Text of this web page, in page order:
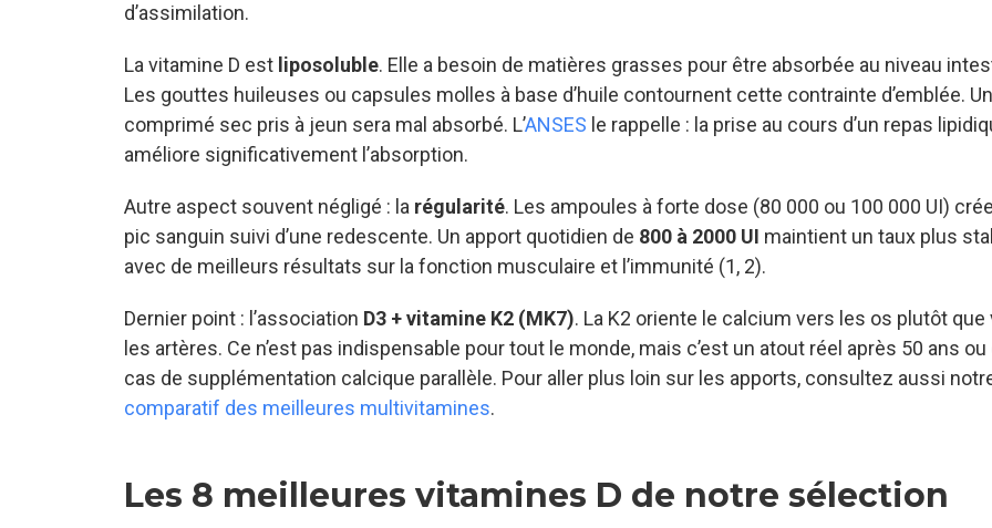
d’assimilation.
La vitamine D est liposoluble. Elle a besoin de matières grasses pour être absorbée au niveau
Les gouttes huileuses ou capsules molles à base d’huile contournent cette contrainte d’emblée. Un
comprimé sec pris à jeun sera mal absorbé. L’ANSES le rappelle : la prise au cours d’un repas
améliore significativement l’absorption.
Autre aspect souvent négligé : la régularité. Les ampoules à forte dose (80 000 ou 100 000 UI)
pic sanguin suivi d’une redescente. Un apport quotidien de 800 à 2000 UI maintient un taux plus
avec de meilleurs résultats sur la fonction musculaire et l’immunité (1, 2).
Dernier point : l’association D3 + vitamine K2 (MK7). La K2 oriente le calcium vers les os plutôt que
les artères. Ce n’est pas indispensable pour tout le monde, mais c’est un atout réel après 50 ans ou
cas de supplémentation calcique parallèle. Pour aller plus loin sur les apports, consultez aussi
comparatif des meilleures multivitamines.
Les 8 meilleures vitamines D de notre sélection